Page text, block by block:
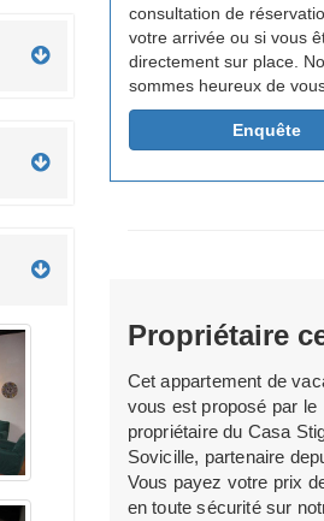
consultation de
votre arrivée ou si vous
directement sur place.
sommes heureux de
Enquête
Propriétaire
Cet appartement de
vous est proposé par le
propriétaire du Casa
Sovicille, partenaire
Vous payez votre prix
en toute sécurité sur